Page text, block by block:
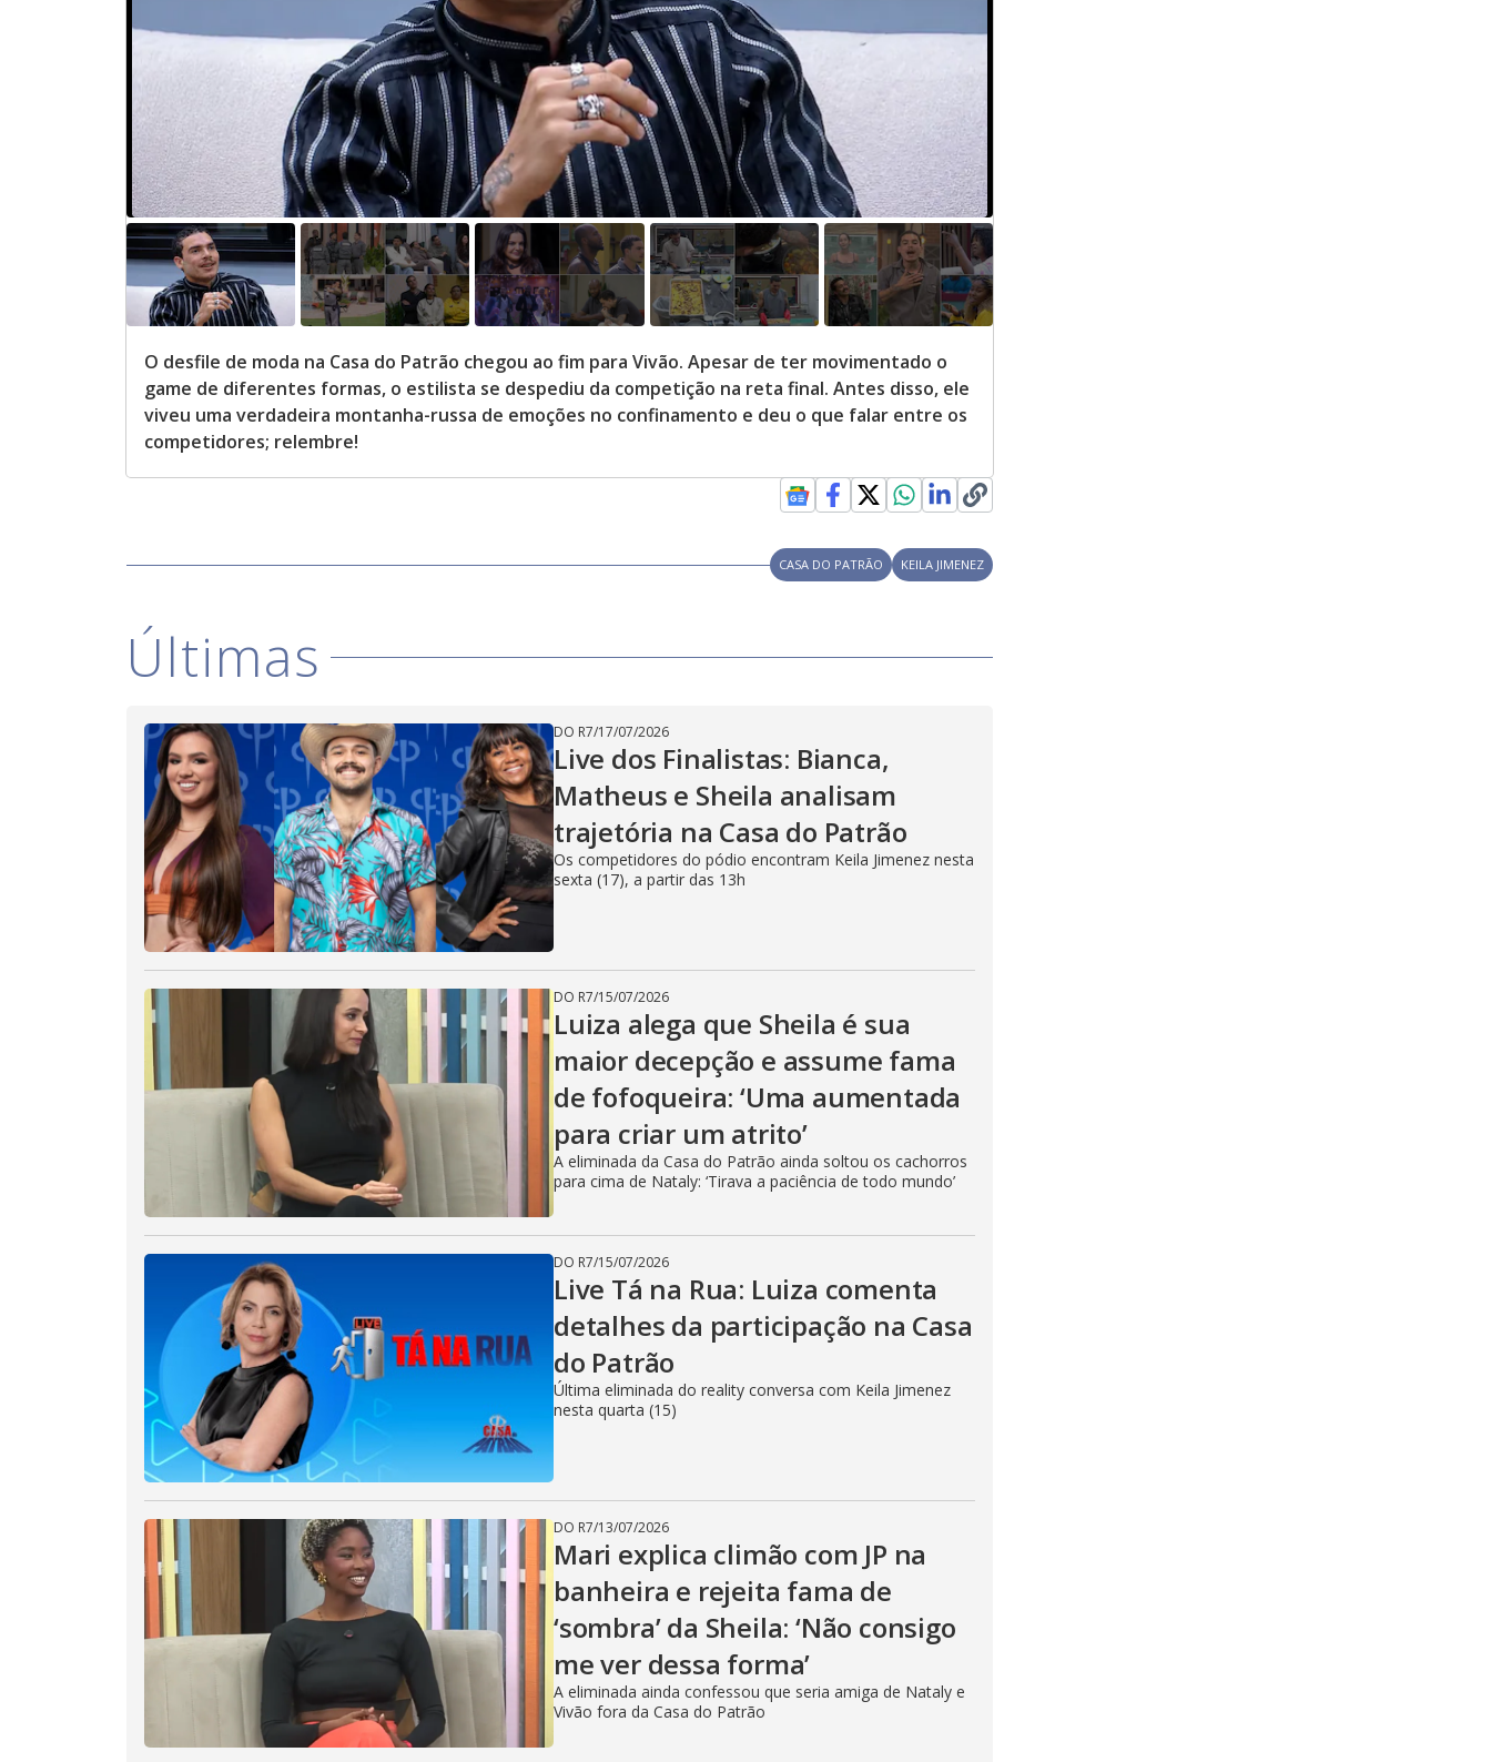
O desfile de moda na Casa do Patrão chegou ao fim para Vivão. Apesar de ter movimentado o
game de diferentes formas, o estilista se despediu da competição na reta final. Antes disso, ele
viveu uma verdadeira montanha-russa de emoções no confinamento e deu o que falar entre os
competidores; relembre!
CASA DO PATRÃO KEILA JIMENEZ
Últimas
DO R7/17/07/2026
Live dos Finalistas: Bianca,
Matheus e Sheila analisam
trajetória na Casa do Patrão
Os competidores do pódio encontram Keila Jimenez nesta
sexta (17), a partir das 13h
DO R7/15/07/2026
Luiza alega que Sheila é sua
maior decepção e assume fama
de fofoqueira: ‘Uma aumentada
para criar um atrito’
A eliminada da Casa do Patrão ainda soltou os cachorros
para cima de Nataly: ‘Tirava a paciência de todo mundo’
DO R7/15/07/2026
Live Tá na Rua: Luiza comenta
detalhes da participação na Casa
do Patrão
Última eliminada do reality conversa com Keila Jimenez
nesta quarta (15)
DO R7/13/07/2026
Mari explica climão com JP na
banheira e rejeita fama de
‘sombra’ da Sheila: ‘Não consigo
me ver dessa forma’
A eliminada ainda confessou que seria amiga de Nataly e
Vivão fora da Casa do Patrão